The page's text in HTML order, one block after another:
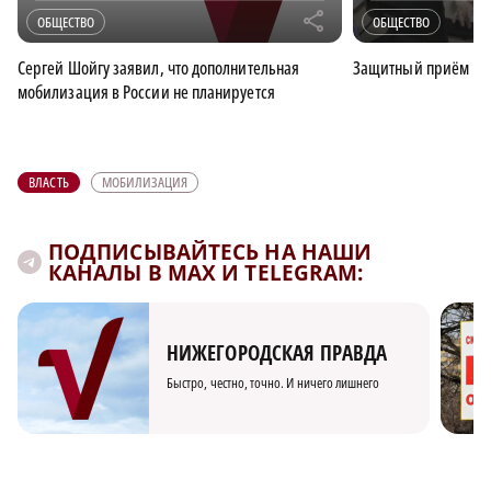
ОБЩЕСТВО r
Сергей Шойгу заявил, что дополнительная
мобилизация в России не планируется
ОБЩЕСТВО
Защитный приём
ВЛАСТЬ МОБИЛИЗАЦИЯ
ПОДПИСЫВАЙТЕСЬ НА НАШИ
КАНАЛЫ В MAX И TELEGRAM:
НИЖЕГОРОДСКАЯ ПРАВДА
Быстро, честно, точно. И ничего лишнего